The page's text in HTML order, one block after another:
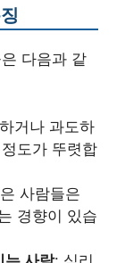
다음과 같
거나 과도하
도가 뚜렷합
사람들은
경향이 있습